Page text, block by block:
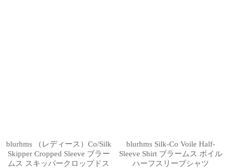
blurhms （レディース）Co/Silk
Skipper Cropped Sleeve ブラー
ムス スキッパークロップドス
blurhms Silk-Co Voile Half-
Sleeve Shirt ブラームス ボイル
ハーフスリーブシャツ